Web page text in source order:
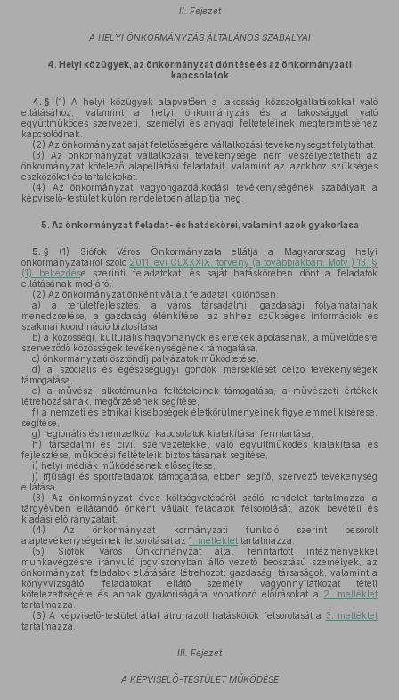
II. Fejezet
A HELYI ÖNKORMÁNYZÁS ÁLTALÁNOS SZABÁLYAI
4. Helyi közügyek, az önkormányzat döntése és az önkormányzati
kapcsolatok
4. § (1) A helyi közügyek alapvetően a lakosság közszolgáltatásokkal való
ellátásához, valamint a helyi önkormányzás és a lakossággal való
együttműködés szervezeti, személyi és anyagi feltételeinek megteremtéséhez
kapcsolódnak.
(2) Az önkormányzat saját felelősségére vállalkozási tevékenységet folytathat.
(3) Az önkormányzat vállalkozási tevékenysége nem veszélyeztetheti az
önkormányzat kötelező alapellátási feladatait, valamint az azokhoz szükséges
eszközöket és tartalékokat.
(4) Az önkormányzat vagyongazdálkodási tevékenységének szabályait a
képviselő-testület külön rendeletben állapítja meg.
5. Az önkormányzat feladat- és hatáskörei, valamint azok gyakorlása
5. § (1)
Siófok Város Önkormányzata ellátja a Magyarország helyi
önkormányzatairól szóló 2011. évi CLXXXIX. törvény (a továbbiakban: Mötv.) 13. §
(1) bekezdése szerinti feladatokat, és saját hatáskörében dönt a feladatok
ellátásának módjáról.
(2) Az önkormányzat önként vállalt feladatai különösen:
a) a területfejlesztés, a város társadalmi, gazdasági folyamatainak
menedzselése, a gazdaság élénkítése, az ehhez szükséges információk és
szakmai koordináció biztosítása,
b) a közösségi, kulturális hagyományok és értékek ápolásának, a művelődésre
szerveződő közösségek tevékenységének támogatása,
c) önkormányzati ösztöndíj pályázatok működtetése,
d) a szociális és egészségügyi gondok mérséklését célzó tevékenységek
támogatása,
e) a művészi alkotómunka feltételeinek támogatása, a művészeti értékek
létrehozásának, megőrzésének segítése,
f) a nemzeti és etnikai kisebbségek életkörülményeinek figyelemmel kísérése,
segítése,
g) regionális és nemzetközi kapcsolatok kialakítása, fenntartása,
h) társadalmi és civil szervezetekkel való együttműködés kialakítása és
fejlesztése, működési feltételeik biztosításának segítése,
i) helyi médiák működésének elősegítése,
j) ifjúsági és sportfeladatok támogatása, ebben segítő, szervező tevékenység
ellátása.
(3) Az önkormányzat éves költségvetéséről szóló rendelet tartalmazza a
tárgyévben ellátandó önként vállalt feladatok felsorolását, azok bevételi és
kiadási előirányzatait.
(4) Az önkormányzat kormányzati funkció szerint besorolt
alaptevékenységeinek felsorolását az 1. melléklet tartalmazza.
(5) Siófok Város Önkormányzat által fenntartott intézményekkel
munkavégzésre irányuló jogviszonyban álló vezető beosztású személyek, az
önkormányzati feladatok ellátására létrehozott gazdasági társaságok, valamint a
könyvvizsgálói feladatokat ellátó személy vagyonnyilatkozat tételi
kötelezettségére és annak gyakoriságára vonatkozó előírásokat a 2. melléklet
tartalmazza.
(6) A képviselő-testület által átruházott hatáskörök felsorolását a 3. melléklet
tartalmazza.
III. Fejezet
A KÉPVISELŐ-TESTÜLET MŰKÖDÉSE